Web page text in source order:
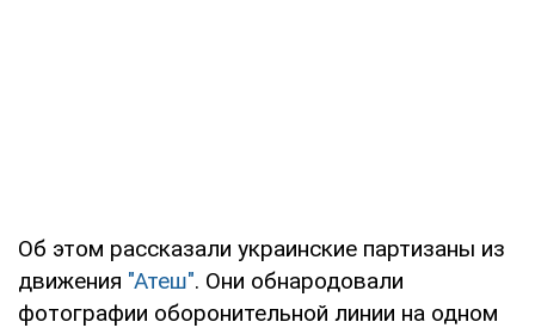
Об этом рассказали украинские партизаны из
движения "Атеш". Они обнародовали
фотографии оборонительной линии на одном